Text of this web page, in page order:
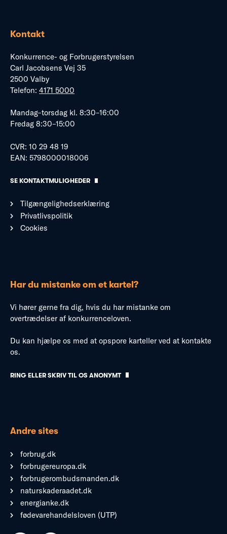
Kontakt
Konkurrence- og Forbrugerstyrelsen
Carl Jacobsens Vej 35
2500 Valby
Telefon: 4171 5000
Mandag–torsdag kl. 8:30–16:00
Fredag 8:30–15:00
CVR: 10 29 48 19
EAN: 5798000018006
SE KONTAKTMULIGHEDER
Tilgængelighedserklæring
Privatlivspolitik
Cookies
Har du mistanke om et kartel?
Vi hører gerne fra dig, hvis du har mistanke om
overtrædelser af konkurrenceloven.
Du kan hjælpe os med at opspore karteller ved at kontakte
os.
RING ELLER SKRIV TIL OS ANONYMT
Andre sites
forbrug.dk
forbrugereuropa.dk
forbrugerombudsmanden.dk
naturskaderaadet.dk
energianke.dk
fødevarehandelsloven (UTP)